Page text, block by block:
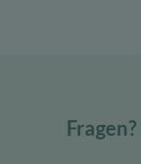
Fragen?